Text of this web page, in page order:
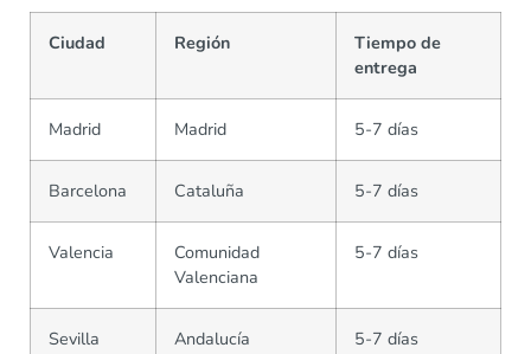
Ciudad Región
Tiempo de
entrega
Madrid Madrid 5-7 días
Barcelona Cataluña 5-7 días
Valencia
Comunidad
Valenciana
5-7 días
Sevilla Andalucía 5-7 días